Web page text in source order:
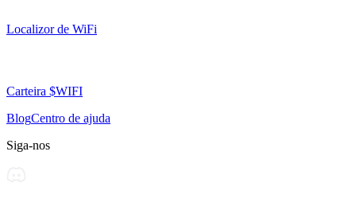
Localizor de WiFi
Carteira $WIFI
BlogCentro de ajuda
Siga-nos